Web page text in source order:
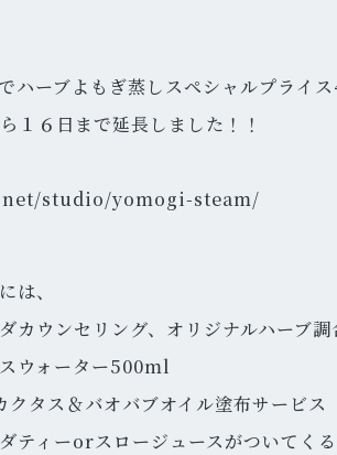
ハーブよもぎ蒸しスペシャルプライ
１６日まで延長しました！！
studio/yomogi-steam/
は、
カウンセリング、オリジナルハーブ調
ウォーター500ml
タス＆バオバブオイル塗布サービス
ティーorスロージュースがついてくる